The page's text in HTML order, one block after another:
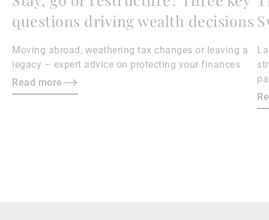
questions driving wealth decisions
Moving abroad, weathering tax changes or leaving a
legacy – expert advice on protecting your finances
Read more
is